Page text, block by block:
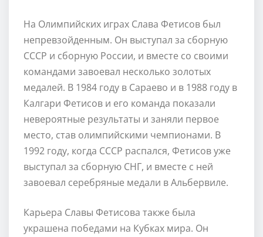
На Олимпийских играх Слава Фетисов был
непревзойденным. Он выступал за сборную
СССР и сборную России, и вместе со своими
командами завоевал несколько золотых
медалей. В 1984 году в Сараево и в 1988 году в
Калгари Фетисов и его команда показали
невероятные результаты и заняли первое
место, став олимпийскими чемпионами. В
1992 году, когда СССР распался, Фетисов уже
выступал за сборную СНГ, и вместе с ней
завоевал серебряные медали в Альбервиле.
Карьера Славы Фетисова также была
украшена победами на Кубках мира. Он